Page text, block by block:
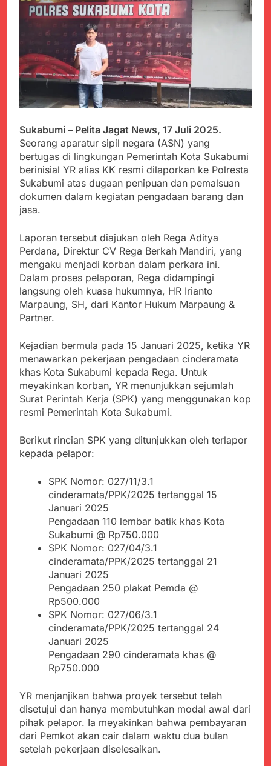
ADE SEBUT
PENYELENGGARAAN
SANGAT BAIK
Juli 22, 2024
Terungkap Dalang
Pemasok BHP Alkes ke
Puskesmas-
Puskesmas se-
kabupaten Sukabumi
selama 7 Tahun.
Juli 22, 2024
Warga Tersenyum
Bahagia Saat Satgas
Yonif 310/KK Bagikan
Puluhan Pakaian
Juli 22, 2024
Diduga Kadinkes Kab.
dalam pengadaan obat
akan kadaluarsa di
puskesmas.
Juli 22, 2024
Menkes diharap sidak
ke Dinkes dan keseluruh
Puskesmas di Kab.
Sukabumi terkait
Dugaan beredar nya
Juli 21, 2024
Polres Sumenep
Ungkap Kasus
Puskesmas beli obat
akan Kadaluarsa,Ketua
Komisi 4 DPRD
Kabupaten Sukabumi
Angkat Bicara
Juli 21, 2024
Perindah Gereja,
Satgas Yonif 310/KK
Lakukan Pengecatan
Dan Pembenahan
Juli 21, 2024
Kadinkes kab. Sukabumi
yang akan Kadaluarsa
oleh Puskesmas
Diduga Pembelian Obat
oleh Puskesmas di
Kab. Sukabumi yang
akan Kadaluarsa.
Juli 20, 2024
Tunjukan
Perhatiannya, Satgas
Yonif 310/KK Berikan
Juli 20, 2024
Perkembangan
Sukabumi didesak usut
Tuntas Dugaan
penyelewengan
Pengadaan Buku Simi
Juli 19, 2024
Inspektorat Kab,
Sukabumi
menyalahgunakan
Anggaran Thn 2023.
Juli 19, 2024
Sambut Tahun Ajaran
Baru, Satgas Yonif
Bersihkan Lingkungan
Sekolah
Selisih APBD Tahun
Sebesar Rp 31 Miliar
Juli 16, 2024
Aksi Humanis Polri:
Bantu Lansia dengan
Kursi Roda, Warga Haru
Agustus 7, 2026
Penerima Program
Makan Bergizi Gratis
Agustus 6, 2026
Zulhas Pastikan SPPG
di Wilayah 3T Tuntas
Pekan Ini, Integrasi
Data MBG Hampir
Rampung
Agustus 6, 2026
Bobby Maulana Pastikan
Sukabumi – Pelita Jagat News, 17 Juli 2025.
Seorang aparatur sipil negara (ASN) yang
bertugas di lingkungan Pemerintah Kota Sukabumi
berinisial YR alias KK resmi dilaporkan ke Polresta
Sukabumi atas dugaan penipuan dan pemalsuan
dokumen dalam kegiatan pengadaan barang dan
jasa.
Laporan tersebut diajukan oleh Rega Aditya
Perdana, Direktur CV Rega Berkah Mandiri, yang
mengaku menjadi korban dalam perkara ini.
Dalam proses pelaporan, Rega didampingi
langsung oleh kuasa hukumnya, HR Irianto
Marpaung, SH, dari Kantor Hukum Marpaung &
Partner.
Kejadian bermula pada 15 Januari 2025, ketika YR
menawarkan pekerjaan pengadaan cinderamata
khas Kota Sukabumi kepada Rega. Untuk
meyakinkan korban, YR menunjukkan sejumlah
Surat Perintah Kerja (SPK) yang menggunakan kop
resmi Pemerintah Kota Sukabumi.
Berikut rincian SPK yang ditunjukkan oleh terlapor
kepada pelapor:
SPK Nomor: 027/11/3.1
cinderamata/PPK/2025 tertanggal 15
Januari 2025
Pengadaan 110 lembar batik khas Kota
Sukabumi @ Rp750.000
SPK Nomor: 027/04/3.1
cinderamata/PPK/2025 tertanggal 21
Januari 2025
Pengadaan 250 plakat Pemda @
Rp500.000
SPK Nomor: 027/06/3.1
cinderamata/PPK/2025 tertanggal 24
Januari 2025
Pengadaan 290 cinderamata khas @
Rp750.000
YR menjanjikan bahwa proyek tersebut telah
disetujui dan hanya membutuhkan modal awal dari
pihak pelapor. Ia meyakinkan bahwa pembayaran
dari Pemkot akan cair dalam waktu dua bulan
setelah pekerjaan diselesaikan.